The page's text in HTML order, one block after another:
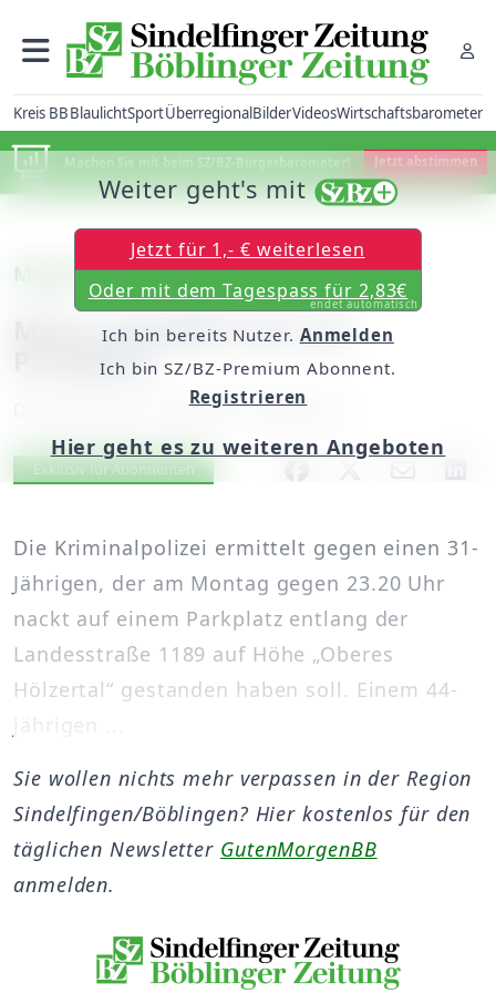
Kreis BBBlaulichtSportÜberregionalBilderVideosWirtschaftsbarometer
Machen Sie mit beim SZ/BZ-Bürgerbarometer! Jetzt abstimmen
Magstadt
Mann entblößt sich auf
Parkplatz
Donnerstag, 02. Mai 2019, 06:00 Uhr
Artikel vorlesen
Exklusiv für Abonnenten
Die Kriminalpolizei ermittelt gegen einen 31-
Jährigen, der am Montag gegen 23.20 Uhr
nackt auf einem Parkplatz entlang der
Landesstraße 1189 auf Höhe „Oberes
Hölzertal“ gestanden haben soll. Einem 44-
jährigen ...
Weiter geht's mit
Jetzt für 1,- € weiterlesen
Oder mit dem Tagespass für 2,83€
endet automatisch
Ich bin bereits Nutzer. Anmelden
Ich bin SZ/BZ-Premium Abonnent.
Registrieren
Hier geht es zu weiteren Angeboten
Sie wollen nichts mehr verpassen in der Region
Sindelfingen/Böblingen? Hier kostenlos für den
täglichen Newsletter GutenMorgenBB
anmelden.